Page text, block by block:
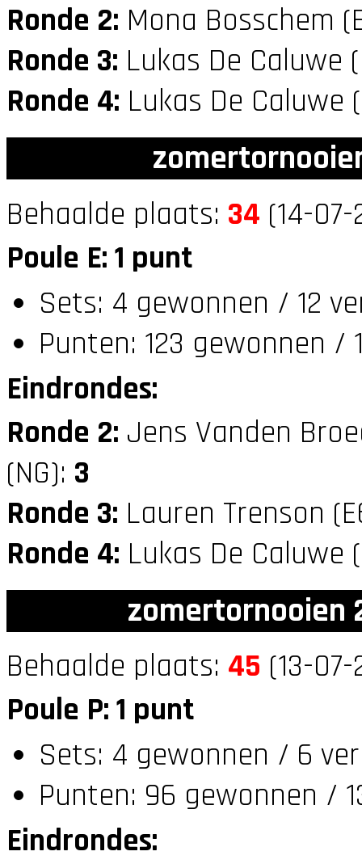
Ronde 2: Mona Bosschem
Ronde 3: Lukas De Caluwe
Ronde 4: Lukas De Caluwe
Behaalde plaats: 34 (14-
Poule E: 1 punt
Sets: 4 gewonnen / 12
Punten: 123 gewonnen /
Eindrondes:
Ronde 2: Jens Vanden
(NG): 3
Ronde 3: Lauren Trenson
Ronde 4: Lukas De Caluwe
zomertornooien
Behaalde plaats: 45 (13-
Poule P: 1 punt
Sets: 4 gewonnen / 6
Punten: 96 gewonnen /
Eindrondes: